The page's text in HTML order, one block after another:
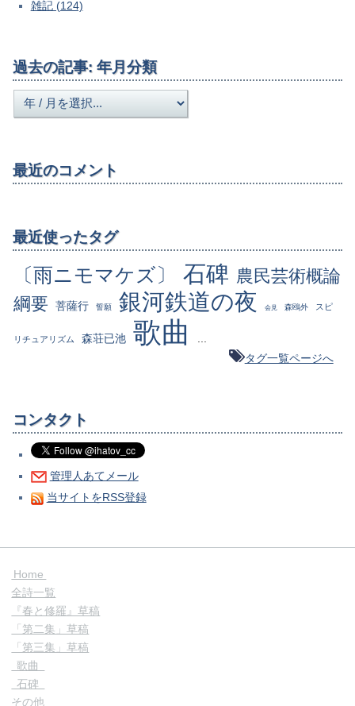
雑記 (124)
過去の記事: 年月分類
最近のコメント
最近使ったタグ
〔雨ニモマケズ〕 石碑 農民芸術概論
綱要
菩薩行 誓願 銀河鉄道の夜 会見 森鴎外 スピ
リチュアリズム 森荘已池 歌曲
...
タグ一覧ページへ
コンタクト
管理人あてメール
当サイトをRSS登録
Home
全詩一覧
『春と修羅』草稿
「第二集」草稿
「第三集」草稿
歌曲
石碑
その他